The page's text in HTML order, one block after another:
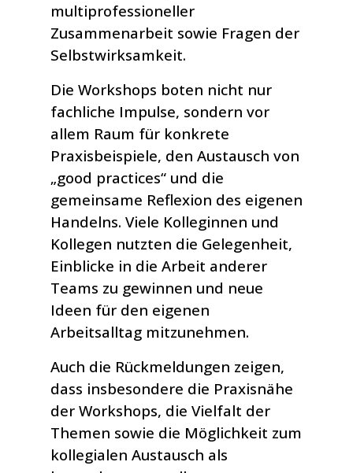
multiprofessioneller
Zusammenarbeit sowie Fragen der
Selbstwirksamkeit.
Die Workshops boten nicht nur
fachliche Impulse, sondern vor
allem Raum für konkrete
Praxisbeispiele, den Austausch von
„good practices“ und die
gemeinsame Reflexion des eigenen
Handelns. Viele Kolleginnen und
Kollegen nutzten die Gelegenheit,
Einblicke in die Arbeit anderer
Teams zu gewinnen und neue
Ideen für den eigenen
Arbeitsalltag mitzunehmen.
Auch die Rückmeldungen zeigen,
dass insbesondere die Praxisnähe
der Workshops, die Vielfalt der
Themen sowie die Möglichkeit zum
kollegialen Austausch als